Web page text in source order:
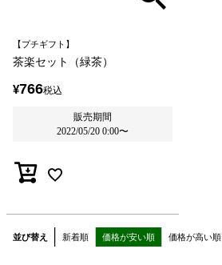
【プチギフト】
茶楽セット（緑茶）
¥766税込
販売期間
2022/05/20 0:00〜
並び替え 新着順 価格が安い順 価格が高い順